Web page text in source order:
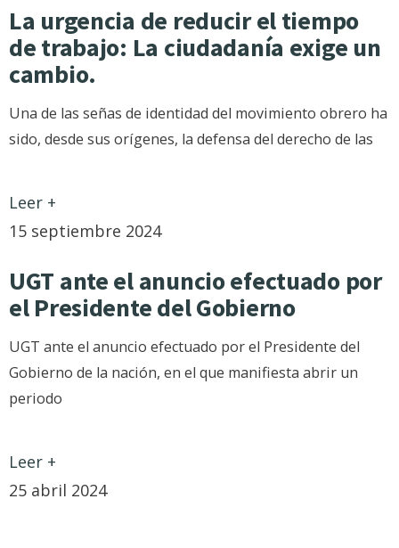
La urgencia de reducir el tiempo
de trabajo: La ciudadanía exige un
cambio.
Una de las señas de identidad del movimiento obrero ha
sido, desde sus orígenes, la defensa del derecho de las
Leer +
15 septiembre 2024
UGT ante el anuncio efectuado por
el Presidente del Gobierno
UGT ante el anuncio efectuado por el Presidente del
Gobierno de la nación, en el que manifiesta abrir un
periodo
Leer +
25 abril 2024